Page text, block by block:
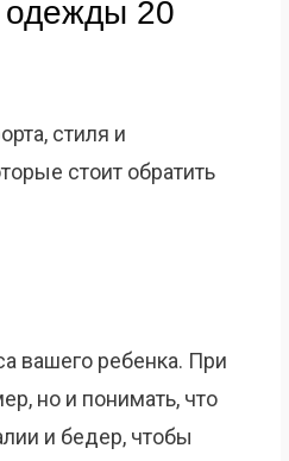
одежды 20
стиля и
стоит обратить
вашего ребенка. При
но и понимать, что
и бедер, чтобы